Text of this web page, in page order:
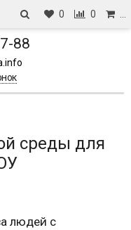
0 0
88
среды для
людей с